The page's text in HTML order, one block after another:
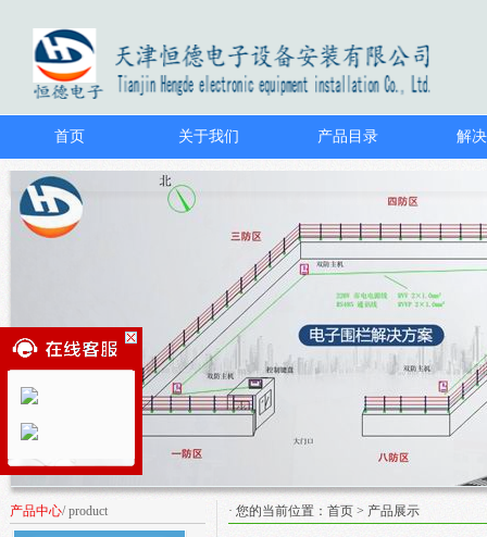
首页 关于我们 产品目录 解
产品中心/ product · 您的当前位置： 首页 > 产品展示